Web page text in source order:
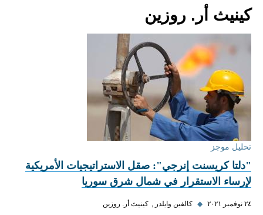
كينيث أر. روزين
تحليل موجز
"دلتا كريسنت إنرجي": صقل الاستراتيجيات الأمريكية
لإرساء الاستقرار في شمال شرق سوريا
٢٤ نوفمبر ٢٠٢١ ◆ كالفين وايلدر كينيث أر. روزين